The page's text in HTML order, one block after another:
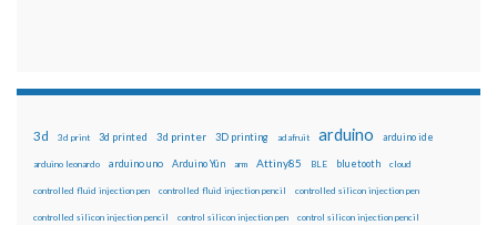
3d 3d print 3d printed 3d printer 3D printing adafruit arduino arduino ide
arduino leonardo arduino uno Arduino Yún arm Attiny85 BLE bluetooth cloud
controlled fluid injection pen controlled fluid injection pencil controlled silicon injection pen
controlled silicon injection pencil control silicon injection pen control silicon injection pencil